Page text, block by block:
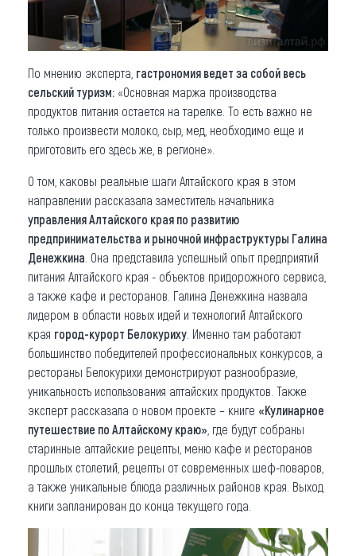
По мнению эксперта, гастрономия ведет за собой весь
сельский туризм: «Основная маржа производства
продуктов питания остается на тарелке. То есть важно не
только произвести молоко, сыр, мед, необходимо еще и
приготовить его здесь же, в регионе».
О том, каковы реальные шаги Алтайского края в этом
направлении рассказала заместитель начальника
управления Алтайского края по развитию
предпринимательства и рыночной инфраструктуры Галина
Денежкина . Она представила успешный опыт предприятий
питания Алтайского края - объектов придорожного сервиса,
а также кафе и ресторанов. Галина Денежкина назвала
лидером в области новых идей и технологий Алтайского
края город-курорт Белокуриху . Именно там работают
большинство победителей профессиональных конкурсов, а
рестораны Белокурихи демонстрируют разнообразие,
уникальность использования алтайских продуктов. Также
эксперт рассказала о новом проекте – книге «Кулинарное
путешествие по Алтайскому краю» , где будут собраны
старинные алтайские рецепты, меню кафе и ресторанов
прошлых столетий, рецепты от современных шеф-поваров,
а также уникальные блюда различных районов края. Выход
книги запланирован до конца текущего года.